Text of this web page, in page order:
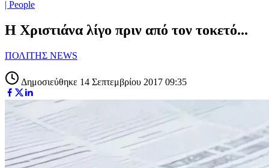
| People
Η Χριστιάνα λίγο πριν από τον τοκετό...
ΠΟΛΙΤΗΣ NEWS
Δημοσιεύθηκε 14 Σεπτεμβρίου 2017 09:35